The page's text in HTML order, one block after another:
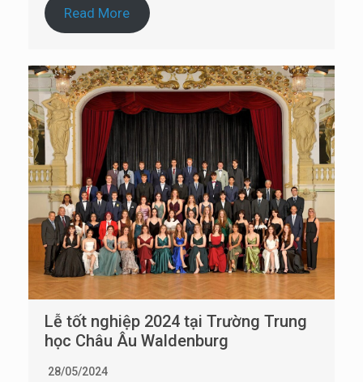
Read More
Lễ tốt nghiệp 2024 tại Trường Trung
học Châu Âu Waldenburg
28/05/2024